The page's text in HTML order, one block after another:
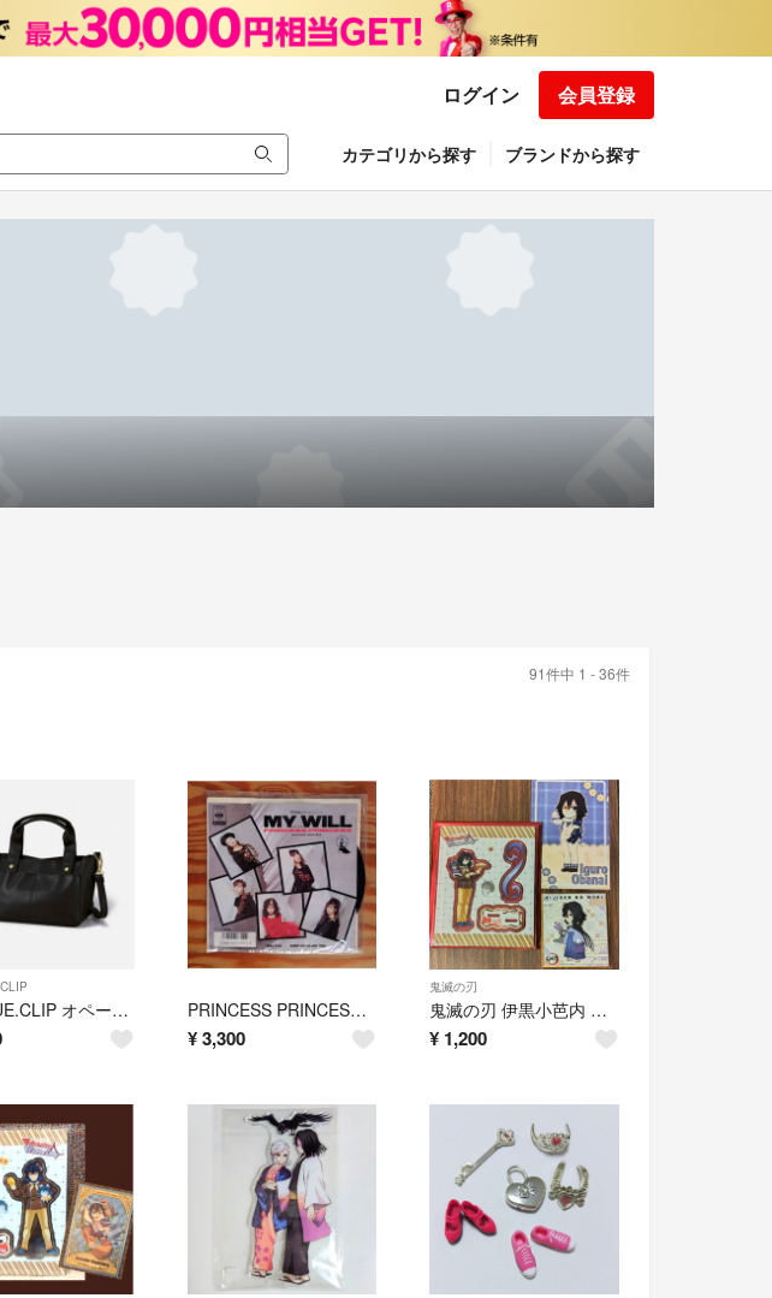
ログイン 会員登録
カテゴリから探す ブランドから探す
91件中 1 - 36件
OPAQUE.CLIP オペークドットクリップ 2wayショルダーバッグ PRINCESS PRINCESS 【MY WILL】EPレコード
¥ 3,300
鬼滅の刃
鬼滅の刃 伊黒小芭内 バレンタイン&ホワイトデー アクスタ おまけ付き
¥ 1,200